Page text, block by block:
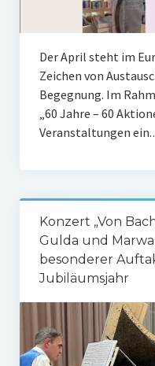
Kontakt / Team
Anmeldung
Der April steht im
Zeichen von
Begegnung. Im
„60 Jahre – 60
Veranstaltungen
Konzert „Von
Gulda und
besonderer
Jubiläumsjahr